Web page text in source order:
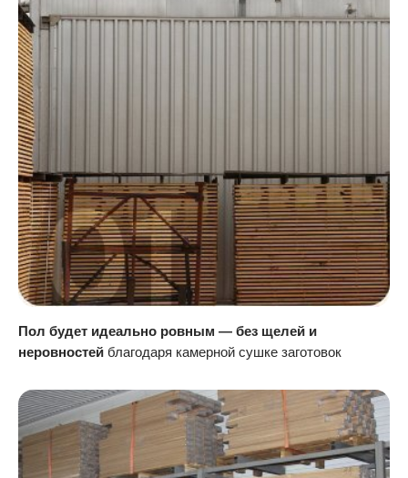
Пол будет идеально ровным — без щелей и
неровностей благодаря камерной сушке заготовок